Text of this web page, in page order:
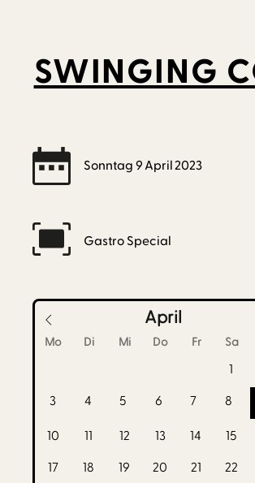
SWINGING
Sonntag 9April2023
Gastro Special
April
Mo Di Mi Do Fr Sa
1
3
4 5 6 7 8
10 11 12 13 14 15
17
18 19 20 21 22